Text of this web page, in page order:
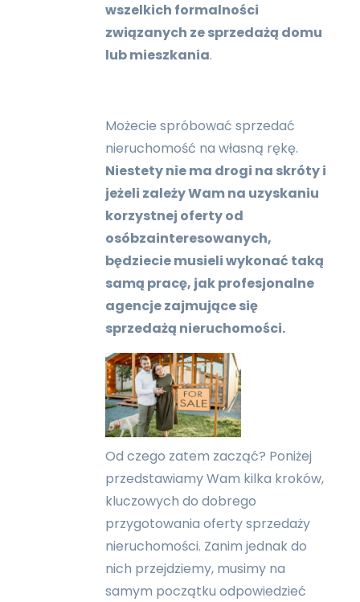
wszelkich formalności
związanych ze sprzedażą domu
lub mieszkania.
Możecie spróbować sprzedać
nieruchomość na własną rękę.
Niestety nie ma drogi na skróty i
jeżeli zależy Wam na uzyskaniu
korzystnej oferty od
osóbzainteresowanych,
będziecie musieli wykonać taką
samą pracę, jak profesjonalne
agencje zajmujące się
sprzedażą nieruchomości.
Od czego zatem zacząć? Poniżej
przedstawiamy Wam kilka kroków,
kluczowych do dobrego
przygotowania oferty sprzedaży
nieruchomości. Zanim jednak do
nich przejdziemy, musimy na
samym początku odpowiedzieć